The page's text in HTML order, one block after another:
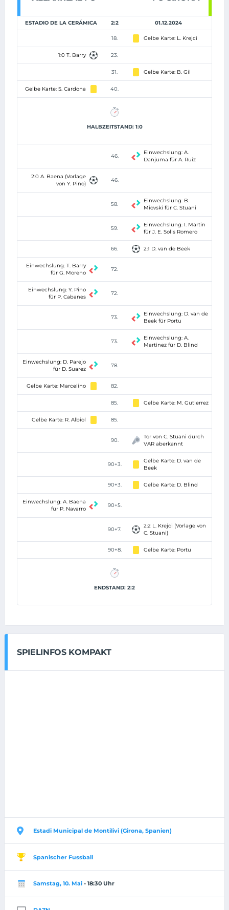
ESTADIO DE LA CERÁMICA 2:2 01.12.2024
18. Gelbe Karte: L. Krejci
1:0 T. Barry 23.
31. Gelbe Karte: B. Gil
Gelbe Karte: S. Cardona 40.
HALBZEITSTAND: 1:0
46.
Einwechslung: A.
Danjuma für A. Ruiz
2:0 A. Baena (Vorlage
von Y. Pino)
46.
58.
Einwechslung: B.
Miovski für C. Stuani
59.
Einwechslung: I. Martin
für J. E. Solis Romero
66. 2:1 D. van de Beek
Einwechslung: T. Barry
für G. Moreno
72.
Einwechslung: Y. Pino
für P. Cabanes
72.
73.
Einwechslung: D. van de
Beek für Portu
73.
Einwechslung: A.
Martinez für D. Blind
Einwechslung: D. Parejo
für D. Suarez
78.
Gelbe Karte: Marcelino 82.
85. Gelbe Karte: M. Gutierrez
Gelbe Karte: R. Albiol 85.
90.
Tor von C. Stuani durch
VAR aberkannt
90+3.
Gelbe Karte: D. van de
Beek
90+3. Gelbe Karte: D. Blind
Einwechslung: A. Baena
für P. Navarro
90+5.
90+7.
2:2 L. Krejci (Vorlage von
C. Stuani)
90+8. Gelbe Karte: Portu
ENDSTAND: 2:2
SPIELINFOS KOMPAKT
Estadi Municipal de Montilivi (Girona, Spanien)
Spanischer Fussball
Samstag, 10. Mai - 18:30 Uhr